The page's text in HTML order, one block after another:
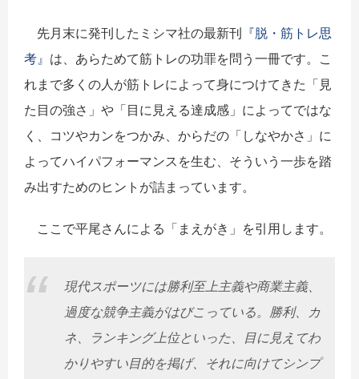
先月末に発刊したミシマ社の最新刊 『脱・筋トレ思
考』 は、あらためて筋トレの功罪を問う一冊です。こ
れまで多くの人が筋トレによって身につけてきた「見
た目の強さ」や「目に見える達成感」によってではな
く、コツやカンをつかみ、からだの「しなやかさ」に
よってハイパフォーマンスを生む、そういう一歩を踏
み出すためのヒントが詰まっています。
ここで平尾さんによる「まえがき」を引用します。
現代スポーツには勝利至上主義や商業主義、
過度な競争主義がはびこっている。勝利、カ
ネ、ランキング上位といった、目に見えてわ
かりやすい目的を掲げ、それに向けてシンプ